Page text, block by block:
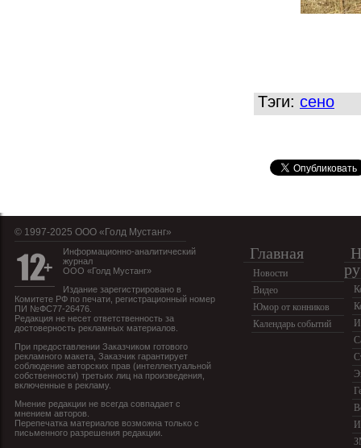
Тэги: сено
© 1997-2025 OOO «Голд Мустанг»
Информационно-аналитический
журнал
ООО «Голд Мустанг»
Издание зарегистрировано в
Комитете РФ по печати, регистрационный номер
ПИ №ФС77-26476.
Редакция не несет ответственность за
достоверность рекламных материалов.
При предоставлении Заказчиком готового
рекламного макета, Заказчик гарантирует
соблюдение авторских прав (интеллектуальной
собственности) третьих лиц на произведения,
включенные в рекламу.
Мнение редакции не всегда совпадает с
мнением авторов.
Перепечатка материалов возможна только с
письменного разрешения редакции.
Главная
Новости
Видео
Юмор от конников
Календарь событий